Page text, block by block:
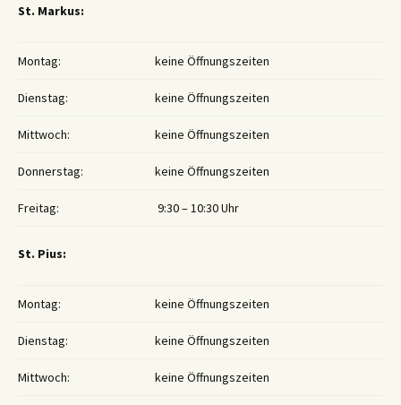
St. Markus:
Montag: keine Öffnungszeiten
Dienstag: keine Öffnungszeiten
Mittwoch: keine Öffnungszeiten
Donnerstag: keine Öffnungszeiten
Freitag: 9:30 – 10:30 Uhr
St. Pius:
Montag: keine Öffnungszeiten
Dienstag: keine Öffnungszeiten
Mittwoch: keine Öffnungszeiten